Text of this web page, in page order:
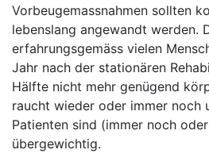
Vorbeugemassnahmen sollten
lebenslang angewandt werden.
erfahrungsgemäss vielen
Jahr nach der stationären
Hälfte nicht mehr genügend
raucht wieder oder immer noch
Patienten sind (immer noch
übergewichtig.